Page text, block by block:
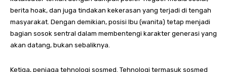
berita hoak, dan juga tindakan kekerasan yang terjadi di tengah
masyarakat. Dengan demikian, posisi Ibu (wanita) tetap menjadi
bagian sosok sentral dalam membentengi karakter generasi yang
akan datang, bukan sebaliknya.
Ketiga, penjaga tehnologi sosmed. Tehnologi termasuk sosmed